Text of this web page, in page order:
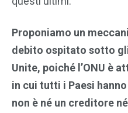
Proponiamo un
debito ospitato sotto
Unite, poiché l’ONU è
in cui tutti i Paesi
non è né un creditore